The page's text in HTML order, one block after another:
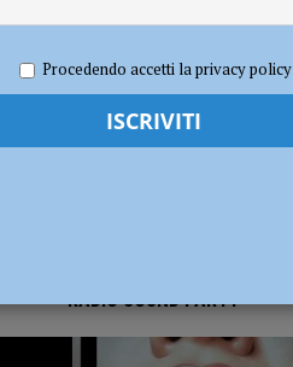
la situazione nella provincia di Piacenza”
RADIO SOUND PARTY
Procedendo accetti la privacy policy